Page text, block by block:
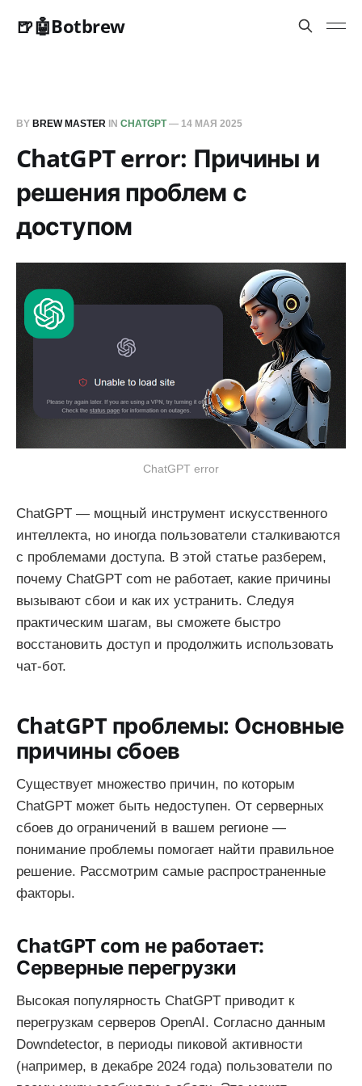
🍺🤖Botbrew
BY BREW MASTER IN CHATGPT— 14 МАЯ 2025
ChatGPT error: Причины и
решения проблем с
доступом
ChatGPT error
ChatGPT — мощный инструмент искусственного
интеллекта, но иногда пользователи сталкиваются
с проблемами доступа. В этой статье разберем,
почему ChatGPT com не работает, какие причины
вызывают сбои и как их устранить. Следуя
практическим шагам, вы сможете быстро
восстановить доступ и продолжить использовать
чат-бот.
ChatGPT проблемы: Основные
причины сбоев
Существует множество причин, по которым
ChatGPT может быть недоступен. От серверных
сбоев до ограничений в вашем регионе —
понимание проблемы помогает найти правильное
решение. Рассмотрим самые распространенные
факторы.
ChatGPT com не работает:
Серверные перегрузки
Высокая популярность ChatGPT приводит к
перегрузкам серверов OpenAI. Согласно данным
Downdetector, в периоды пиковой активности
(например, в декабре 2024 года) пользователи по